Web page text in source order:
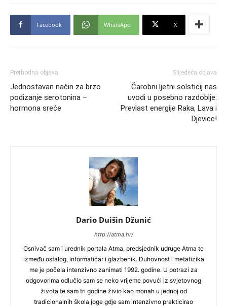
Facebook WhatsApp X
Prethodna objava
Jednostavan način za brzo
podizanje serotonina –
hormona sreće
Slijedeća objava
Čarobni ljetni solsticij nas
uvodi u posebno razdoblje:
Prevlast energije Raka, Lava i
Djevice!
Dario Duišin Džunić
http://atma.hr/
Osnivač sam i urednik portala Atma, predsjednik udruge Atma te
između ostalog, informatičar i glazbenik. Duhovnost i metafizika
me je počela intenzivno zanimati 1992. godine. U potrazi za
odgovorima odlučio sam se neko vrijeme povući iz svjetovnog
života te sam tri godine živio kao monah u jednoj od
tradicionalnih škola joge gdje sam intenzivno prakticirao